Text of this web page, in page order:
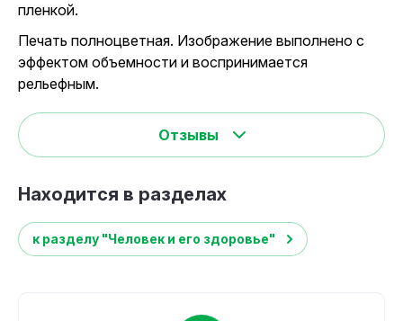
пленкой.
Печать полноцветная. Изображение выполнено с
эффектом объемности и воспринимается
рельефным.
Отзывы
Находится в разделах
к разделу "Человек и его здоровье"